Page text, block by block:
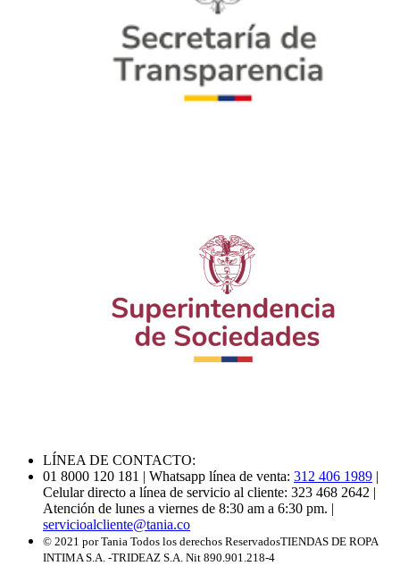
LÍNEA DE CONTACTO:
01 8000 120 181 | Whatsapp línea de venta: 312 406 1989
Celular directo a línea de servicio al cliente: 323 468 2642
Atención de lunes a viernes de 8:30 am a 6:30 pm.
servicioalcliente@tania.co
© 2021 por Tania Todos los derechos ReservadosTIENDAS DE ROPA
INTIMA S.A. -TRIDEAZ S.A. Nit 890.901.218-4